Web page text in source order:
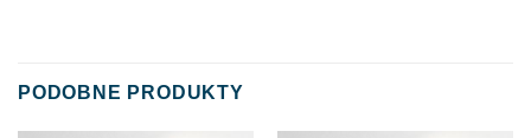
PODOBNE PRODUKTY